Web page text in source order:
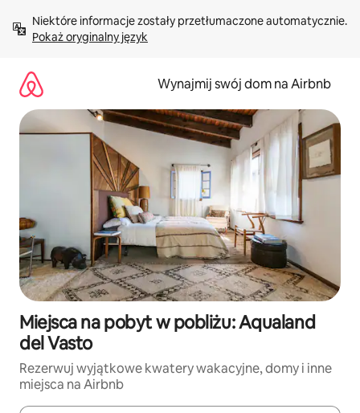
treści Pokaż oryginalny język
Wynajmij swój dom na Airbnb
Miejsca na pobyt w pobliżu: Aqualand
del Vasto
Rezerwuj wyjątkowe kwatery wakacyjne, domy i inne
miejsca na Airbnb